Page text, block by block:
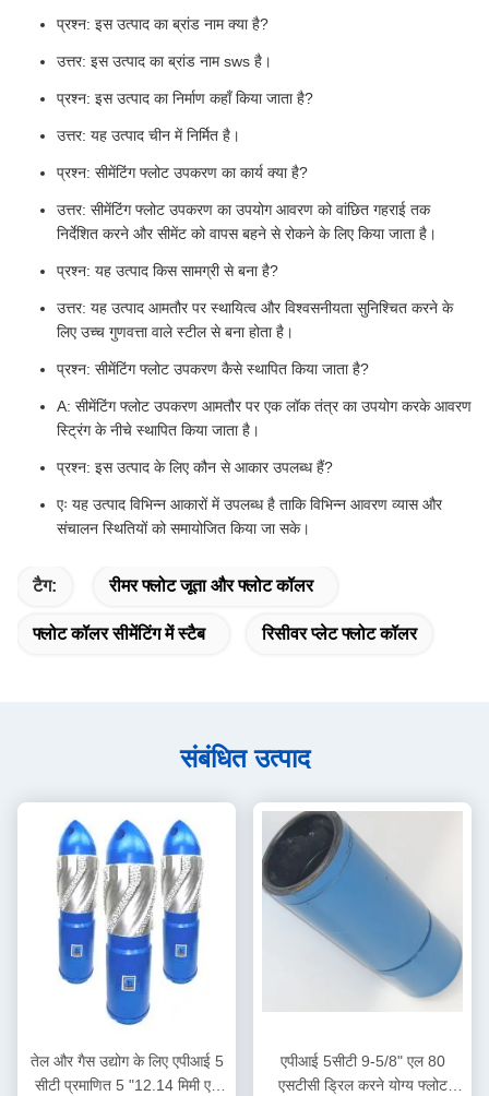
प्रश्न: इस उत्पाद का ब्रांड नाम क्या है?
उत्तर: इस उत्पाद का ब्रांड नाम sws है।
प्रश्न: इस उत्पाद का निर्माण कहाँ किया जाता है?
उत्तर: यह उत्पाद चीन में निर्मित है।
प्रश्न: सीमेंटिंग फ्लोट उपकरण का कार्य क्या है?
उत्तर: सीमेंटिंग फ्लोट उपकरण का उपयोग आवरण को वांछित गहराई तक
निर्देशित करने और सीमेंट को वापस बहने से रोकने के लिए किया जाता है।
प्रश्न: यह उत्पाद किस सामग्री से बना है?
उत्तर: यह उत्पाद आमतौर पर स्थायित्व और विश्वसनीयता सुनिश्चित करने के
लिए उच्च गुणवत्ता वाले स्टील से बना होता है।
प्रश्न: सीमेंटिंग फ्लोट उपकरण कैसे स्थापित किया जाता है?
A: सीमेंटिंग फ्लोट उपकरण आमतौर पर एक लॉक तंत्र का उपयोग करके आवरण
स्ट्रिंग के नीचे स्थापित किया जाता है।
प्रश्न: इस उत्पाद के लिए कौन से आकार उपलब्ध हैं?
एः यह उत्पाद विभिन्न आकारों में उपलब्ध है ताकि विभिन्न आवरण व्यास और
संचालन स्थितियों को समायोजित किया जा सके।
टैग: रीमर फ्लोट जूता और फ्लोट कॉलर
फ्लोट कॉलर सीमेंटिंग में स्टैब रिसीवर प्लेट फ्लोट कॉलर
संबंधित उत्पाद
तेल और गैस उद्योग के लिए एपीआई 5
सीटी प्रमाणित 5 "12.14 मिमी एन
एपीआई 5सीटी 9-5/8" एल 80
एसटीसी ड्रिल करने योग्य फ्लोट